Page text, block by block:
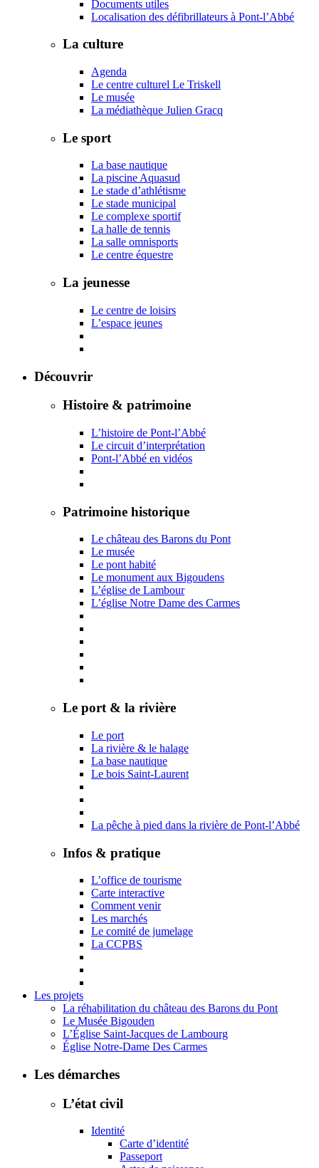
Documents utiles
Localisation des défibrillateurs à Pont-l’Abbé
La culture
Agenda
Le centre culturel Le Triskell
Le musée
La médiathèque Julien Gracq
Le sport
La base nautique
La piscine Aquasud
Le stade d’athlétisme
Le stade municipal
Le complexe sportif
La halle de tennis
La salle omnisports
Le centre équestre
La jeunesse
Le centre de loisirs
L’espace jeunes
Découvrir
Histoire & patrimoine
L’histoire de Pont-l’Abbé
Le circuit d’interprétation
Pont-l’Abbé en vidéos
Patrimoine historique
Le château des Barons du Pont
Le musée
Le pont habité
Le monument aux Bigoudens
L’église de Lambour
L’église Notre Dame des Carmes
Le port & la rivière
Le port
La rivière & le halage
La base nautique
Le bois Saint-Laurent
La pêche à pied dans la rivière de Pont-l’Abbé
Infos & pratique
L’office de tourisme
Carte interactive
Comment venir
Les marchés
Le comité de jumelage
La CCPBS
Les projets
La réhabilitation du château des Barons du Pont
Le Musée Bigouden
L’Église Saint-Jacques de Lambourg
Église Notre-Dame Des Carmes
Les démarches
L’état civil
Identité
Carte d’identité
Passeport